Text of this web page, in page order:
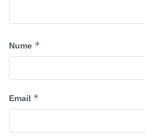
Nume *
Email *